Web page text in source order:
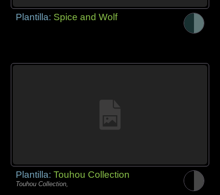
Plantilla: Spice and Wolf
Plantilla:Touhou Collection
Touhou Collection,